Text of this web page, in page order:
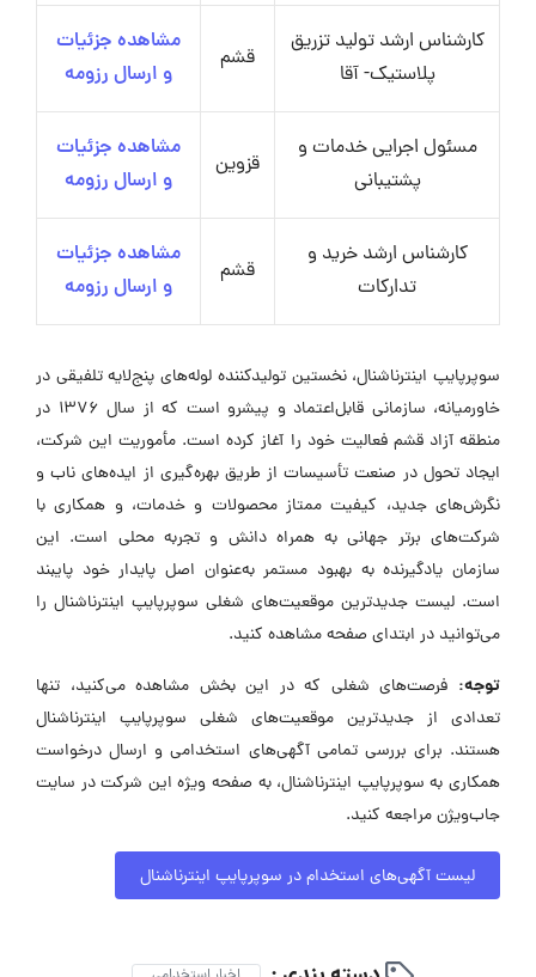
کارشناس ارشد تولید تزریق
پلاستیک- آقا
قشم
مشاهده جزئیات
و ارسال رزومه
مسئول اجرایی خدمات و
پشتیبانی
قزوین
مشاهده جزئیات
و ارسال رزومه
کارشناس ارشد خرید و
تدارکات
قشم
مشاهده جزئیات
و ارسال رزومه
سوپرپایپ اینترناشنال، نخستین تولیدکننده لوله‌های پنج‌لایه تلفیقی در
خاورمیانه، سازمانی قابل‌اعتماد و پیشرو است که از سال ۱۳۷۶ در
منطقه آزاد قشم فعالیت خود را آغاز کرده است. مأموریت این شرکت،
ایجاد تحول در صنعت تأسیسات از طریق بهره‌گیری از ایده‌های ناب و
نگرش‌های جدید، کیفیت ممتاز محصولات و خدمات، و همکاری با
شرکت‌های برتر جهانی به همراه دانش و تجربه محلی است. این
سازمان یادگیرنده به بهبود مستمر به‌عنوان اصل پایدار خود پایبند
است. لیست جدیدترین موقعیت‌های شغلی سوپرپایپ اینترناشنال را
می‌توانید در ابتدای صفحه مشاهده کنید.
توجه: فرصت‌های شغلی که در این بخش مشاهده می‌کنید، تنها
تعدادی از جدیدترین موقعیت‌های شغلی سوپرپایپ اینترناشنال
هستند. برای بررسی تمامی آگهی‌های استخدامی و ارسال درخواست
همکاری به سوپرپایپ اینترناشنال، به صفحه ویژه این شرکت در سایت
جاب‌ویژن مراجعه کنید.
لیست آگهی‌های استخدام در سوپرپایپ اینترناشنال